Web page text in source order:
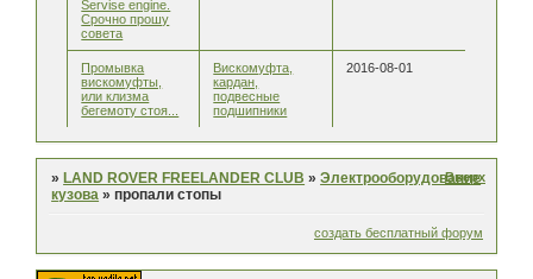
Servise engine.
Срочно прошу
совета
Промывка
вискомуфты,
или клизма
бегемоту стоя...
Вискомуфта,
кардан,
подвесные
подшипники
2016-08-01
» LAND ROVER FREELANDER CLUB »Электрооборудование
кузова »пропали стопы
Вверх
создать бесплатный форум